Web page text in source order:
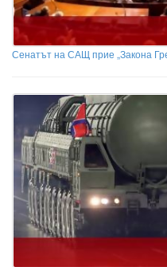
Сенатът на САЩ прие „Закона